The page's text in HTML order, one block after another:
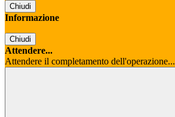
Chiudi
Informazione
Chiudi
Attendere...
Attendere il completamento dell'operazione...